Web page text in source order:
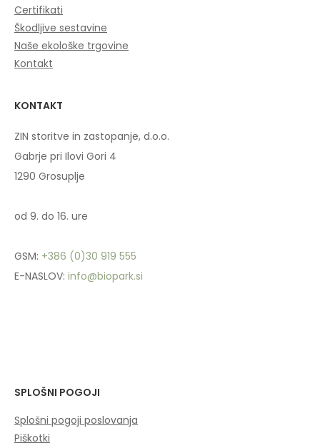
Certifikati
Škodljive sestavine
Naše ekološke trgovine
Kontakt
KONTAKT
ZIN storitve in zastopanje, d.o.o.
Gabrje pri Ilovi Gori 4
1290 Grosuplje
od 9. do 16. ure
GSM: +386 (0)30 919 555
E-NASLOV: info@biopark.si
SPLOŠNI POGOJI
Splošni pogoji poslovanja
Piškotki